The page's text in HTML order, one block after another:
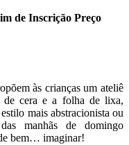
de Inscrição Preço
às crianças um ateliê
de cera e a folha de lixa,
mais abstracionista ou
manhãs de domingo
bem… imaginar!